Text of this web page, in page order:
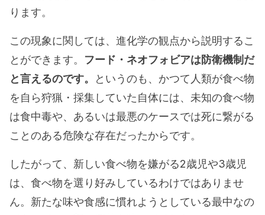
ります。
この現象に関しては、進化学の観点から説明するこ
とができます。 フード・ネオフォビアは防衛機制だ
と言えるのです。
というのも、かつて人類が食べ物
を自ら狩猟・採集していた自体には、未知の食べ物
は食中毒や、あるいは最悪のケースでは死に繋がる
ことのある危険な存在だったからです。
したがって、新しい食べ物を嫌がる2歳児や3歳児
は、食べ物を選り好みしているわけではありませ
ん。新たな味や食感に慣れようとしている最中なの